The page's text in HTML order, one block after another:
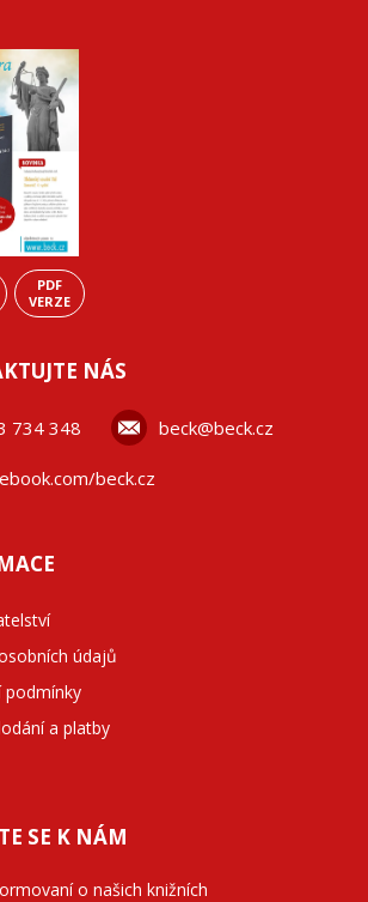
PDF
VERZE
NÁS
734 348 beck@beck.cz
beck.cz
údajů
podmínky
a platby
SE K NÁM
o našich knižních